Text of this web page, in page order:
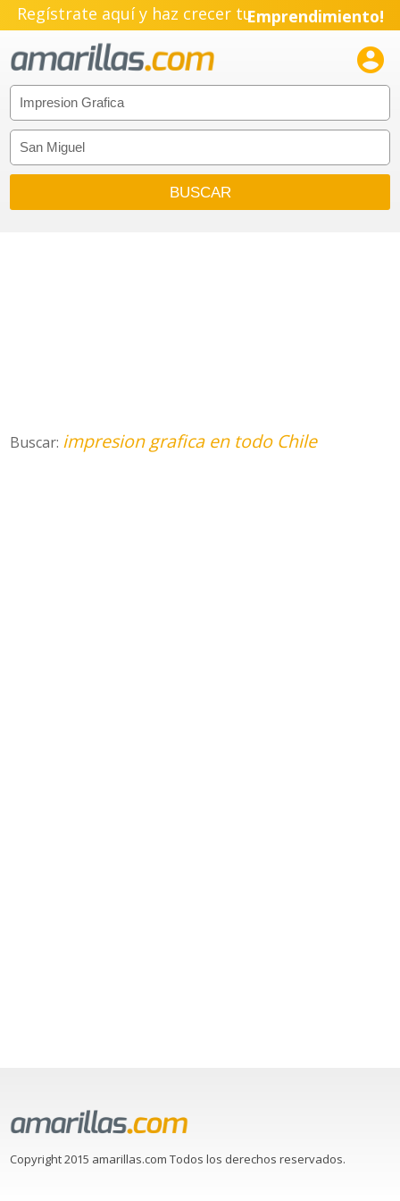
Regístrate aquí y haz crecer tuEmprendimiento!

Buscar: impresion grafica en todo Chile
Copyright 2015 amarillas.com Todos los derechos reservados.